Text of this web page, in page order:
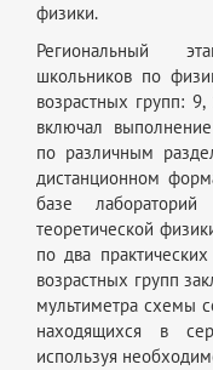
физики.
Региональный
школьников по
возрастных групп:
включал
по различным
дистанционном
базе
теоретической
по два
возрастных групп
мультиметра схемы
находящихся в
используя